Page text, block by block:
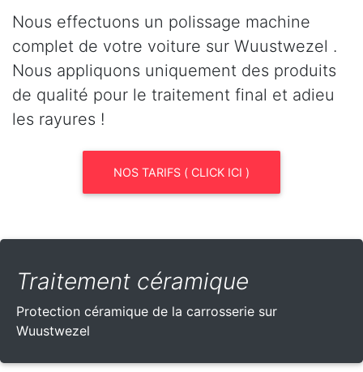
Nous effectuons un polissage machine
complet de votre voiture sur Wuustwezel .
Nous appliquons uniquement des produits
de qualité pour le traitement final et adieu
les rayures !
NOS TARIFS ( CLICK ICI )
Traitement céramique
Protection céramique de la carrosserie sur
Wuustwezel